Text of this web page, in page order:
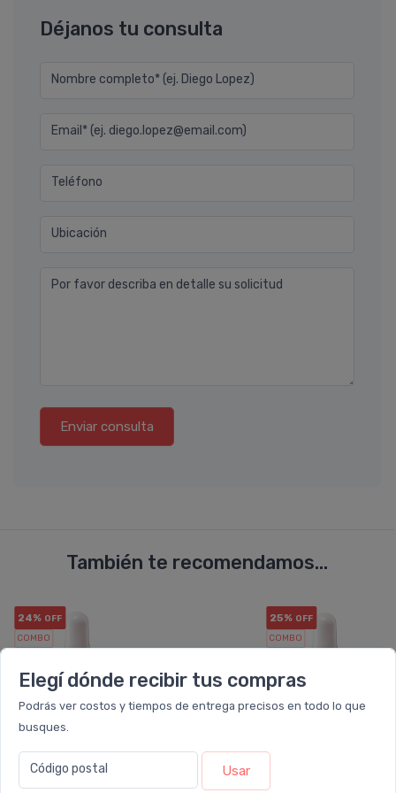
Elegí dónde recibir tus compras
Podrás ver costos y tiempos de entrega precisos en todo lo que
busques.
Código postal Usar
Déjanos tu consulta
Nombre completo* (ej. Diego Lopez)
Email* (ej. diego.lopez@email.com)
Teléfono
Ubicación
Por favor describa en detalle su solicitud
Enviar consulta
También te recomendamos...
24% OFF
COMBO
25% OFF
COMBO